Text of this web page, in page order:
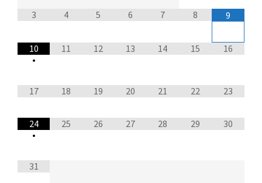
3 4 5 6 7 8 9
10
•
11 12 13 14 15 16
17 18 19 20 21 22 23
24
•
25 26 27 28 29 30
31